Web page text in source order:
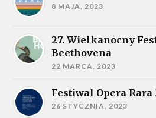
8 MAJA, 2023
27. Wielkanocny
Beethovena
22 MARCA, 2023
Festiwal Opera Rara
26 STYCZNIA, 2023